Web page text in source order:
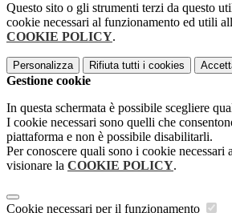
Questo sito o gli strumenti terzi da questo
cookie necessari al funzionamento ed utili
COOKIE POLICY.
Personalizza Rifiuta tutti i cookies
Gestione cookie
In questa schermata è possibile scegliere
I cookie necessari sono quelli che
piattaforma e non è possibile disabilitarli.
Per conoscere quali sono i cookie necessari
visionare la COOKIE POLICY.
Cookie necessari per il funzionamento